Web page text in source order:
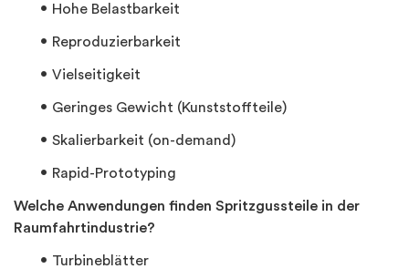
Hohe Belastbarkeit
Reproduzierbarkeit
Vielseitigkeit
Geringes Gewicht (Kunststoffteile)
Skalierbarkeit (on-demand)
Rapid-Prototyping
Welche Anwendungen finden Spritzgussteile in der
Raumfahrtindustrie?
Turbineblätter